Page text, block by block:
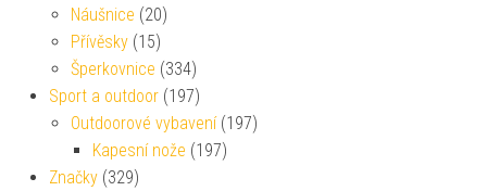
Náušnice (20)
Přívěsky (15)
Šperkovnice (334)
Sport a outdoor (197)
Outdoorové vybavení (197)
Kapesní nože (197)
Značky (329)